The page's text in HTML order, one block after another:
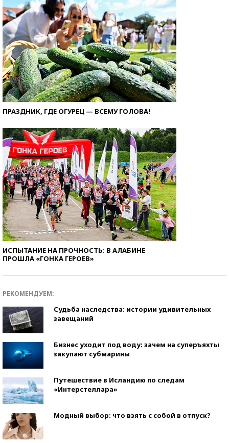
ПРАЗДНИК, ГДЕ ОГУРЕЦ — ВСЕМУ ГОЛОВА!
ИСПЫТАНИЕ НА ПРОЧНОСТЬ: В АЛАБИНЕ
ПРОШЛА «ГОНКА ГЕРОЕВ»
РЕКОМЕНДУЕМ:
Судьба наследства: истории удивительных
завещаний
Бизнес уходит под воду: зачем на суперъяхты
закупают субмарины
Путешествие в Исландию по следам
«Интерстеллара»
Модный выбор: что взять с собой в отпуск?